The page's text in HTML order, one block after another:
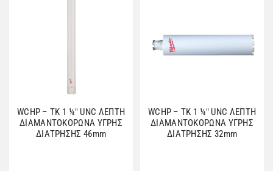
WCHP – TK 1 ¼″ UNC ΛΕΠΤΗ
ΔΙΑΜΑΝΤΟΚΟΡΩΝΑ ΥΓΡΗΣ
ΔΙΑΤΡΗΣΗΣ 46mm
WCHP – TK 1 ¼″ UNC ΛΕΠΤΗ
ΔΙΑΜΑΝΤΟΚΟΡΩΝΑ ΥΓΡΗΣ
ΔΙΑΤΡΗΣΗΣ 32mm